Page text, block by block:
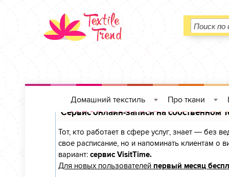
Домашний текстиль Про ткани
Сервис онлайн-записи на собственном
Тот, кто работает в сфере услуг, знает — без
свое расписание, но и напоминать клиентам
вариант: сервис VisitTime.
Для новых пользователей первый месяц